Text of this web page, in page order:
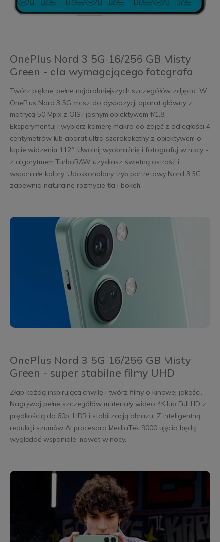
OnePlus Nord 3 5G 16/256 GB Misty
Green - dla wymagającego fotografa
Twórz piękne, pełne najdrobniejszych szczegółów zdjęcia. W
OnePlus Nord 3 5G masz do dyspozycji aparat główny z
matrycą 50 Mpix z OIS i jasnym obiektywem f/1.8.
Eksperymentuj i wybierz kamerę makro do zdjęć z odległości 4
centymetrów lub aparat ultra szerokokątny z obiektywem o
kącie widzenia 112°. Uwolnij wyobraźnię i fotografuj w nocy -
z algorytmem TurboRAW uzyskasz świetną ostrość i
wspaniałe kolory. Udoskonalony tryb portretowy Nord 3 5G
zapewnia naturalne rozmycie tła i bokeh.
OnePlus Nord 3 5G 16/256 GB Misty
Green - super stabilne filmy UHD
Złap każdą inspirującą chwilę i twórz filmy o kinowej jakości.
Nagrywaj pełne szczegółów materiały wideo 4K lub Full HD z
prędkością do 60p, HDR i stabilizacją obrazu. Z inteligentną
redukcji szumów AI procesora MediaTek 9000 ujęcia będą
wyglądać wspaniale, nawet w nocy.